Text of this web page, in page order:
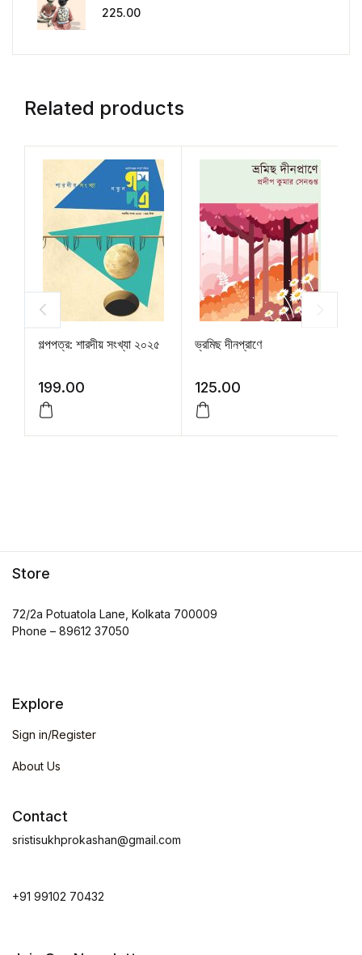
225.00
Related products
গল্পপত্র: শারদীয় সংখ্যা ২০২৫
199.00
ভ্রমিছ দীনপ্রাণে
125.00
Store
72/2a Potuatola Lane, Kolkata 700009
Phone – 89612 37050
Explore
Sign in/Register
About Us
Contact
sristisukhprokashan@gmail.com
+91 99102 70432